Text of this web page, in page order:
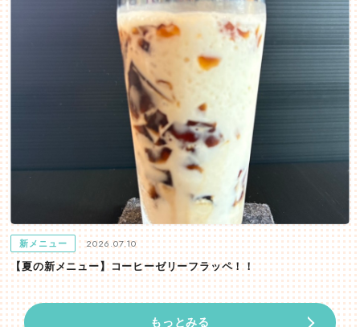
新メニュー 2026.07.10
【夏の新メニュー】コーヒーゼリーフラッペ！！
もっとみる